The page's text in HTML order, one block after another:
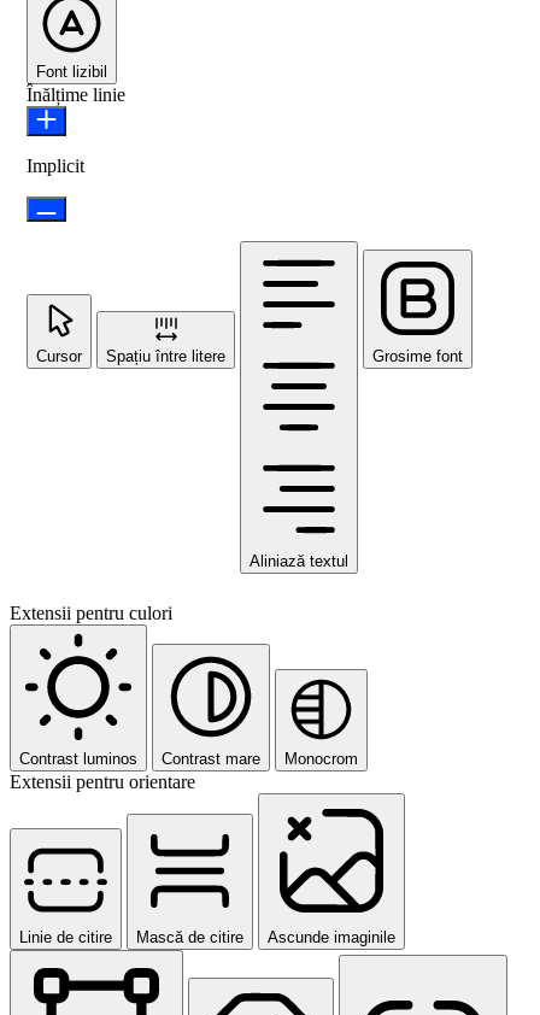
Font lizibil
Înălțime linie
Implicit
Cursor Spațiu între litere
Aliniază textul
Grosime font
Extensii pentru culori
Contrast luminos Contrast mare Monocrom
Extensii pentru orientare
Linie de citire Mască de citire Ascunde imaginile